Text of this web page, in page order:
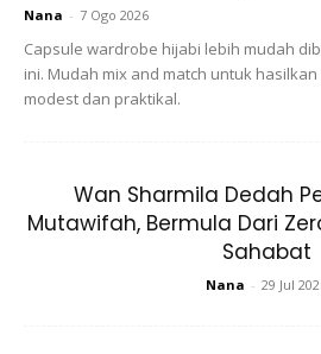
Bahan-Bahan:
1. Sebotok Kecil Air Sprite
2. Dua Uncang Teh (Terpulang Pada
4. Hirisan Lemon
5. Gelas
Nana - 7 Ogo 2026
Capsule wardrobe hijabi lebih mudah
ini. Mudah mix and match untuk hasilkan
modest dan praktikal.
Wan Sharmila Dedah
Mutawifah, Bermula Dari
Sahabat
Nana - 29 Jul